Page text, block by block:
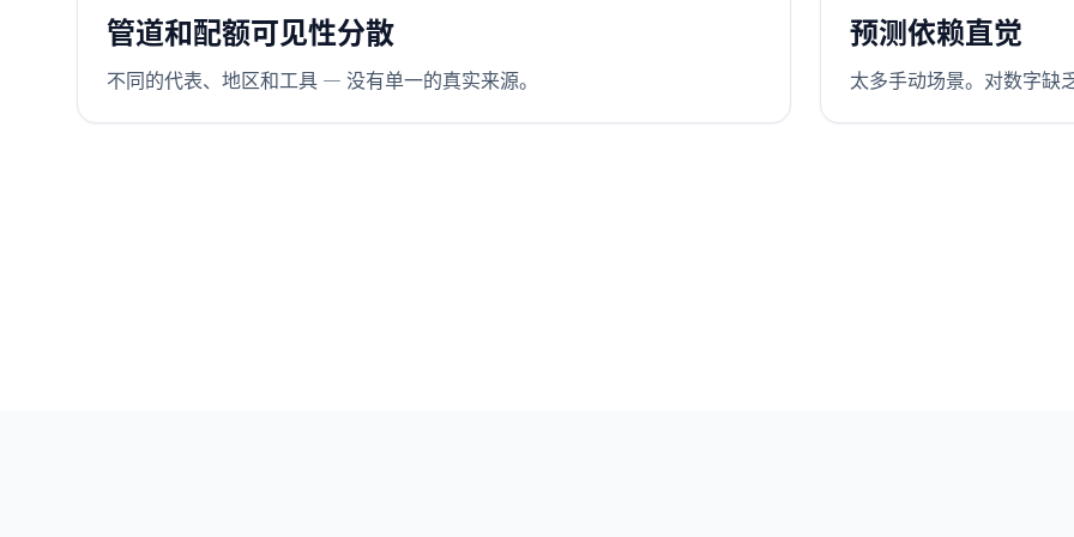
管道和配额可见性分散
不同的代表、地区和工具 — 没有单一的真实来源。
预测依赖直觉
太多手动场景。对数字缺